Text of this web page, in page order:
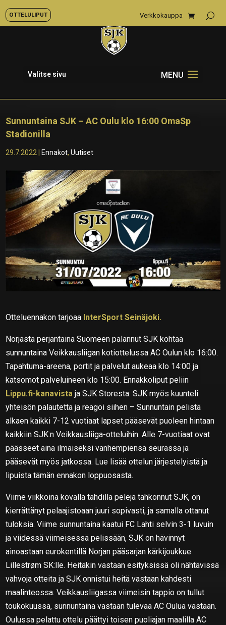
OTTELULIPUT Verkkokauppa
Valitse sivu
Sunnuntaina SJK – AC Oulu klo 16:00 OmaSp
Stadionilla
29.7.2022 Ennakot,Uutiset
Otteluennakon tarjoaa InterSport Seinäjoki.
Norjasta perjantaina Suomeen palannut SJK kohtaa
sunnuntaina Veikkausliigan kotiottelussa AC Oulun klo 16:00.
Tapahtuma-areena, portit ja palvelut aukeaa klo 14:00 ja
katsomot palveluineen klo 15:00. Ennakkoliput peliin
Lippu.fi-kanavista ja SJK Storesta. SJK myös kuunteli
yhteisön palautetta ja reagoi siihen – Sunnuntain pelistä
alkaen kaikki 7-12 vuotiaat lapset pääsevät puoleen hintaan
kaikkiin SJK:n Veikkausliiga-otteluihin. Alle 7-vuotiaat ovat
päässeet aina ilmaiseksi vanhempiensa seurassa ja
pääsevät myös jatkossa. Lue lisää ottelun järjestelyistä ja
lipuista tämän ennakon loppuosasta.
Viime viikkoina kovalla tahdilla pelejä tahkonnut SJK, on
kierrättänyt pelaajistoaan juuri sopivasti, ja samalla ottanut
tuloksia. Viime sunnuntaina kaatui FC Lahti selvin 3-1 luvuin
ja viidessä viimeisessä pelissään, SJK on hävinnyt
ainoastaan eurokentillä Norjan pääsarjan kärkijoukkue
Lillestrøm SK:lle. Heitäkin vastaan esityksissä oli nähtävissä
vahvoja otteita ja SJK onnistui heitä vastaan kahdesti
maalinteossa. Veikkausliigassa viimeisin tappio on tullut
toukokuussa, sunnuntaina vastaan tulevaa AC Oulua vastaan.
Oulussa pelattu ottelu päättyi toisen puoliajan maalilla AC